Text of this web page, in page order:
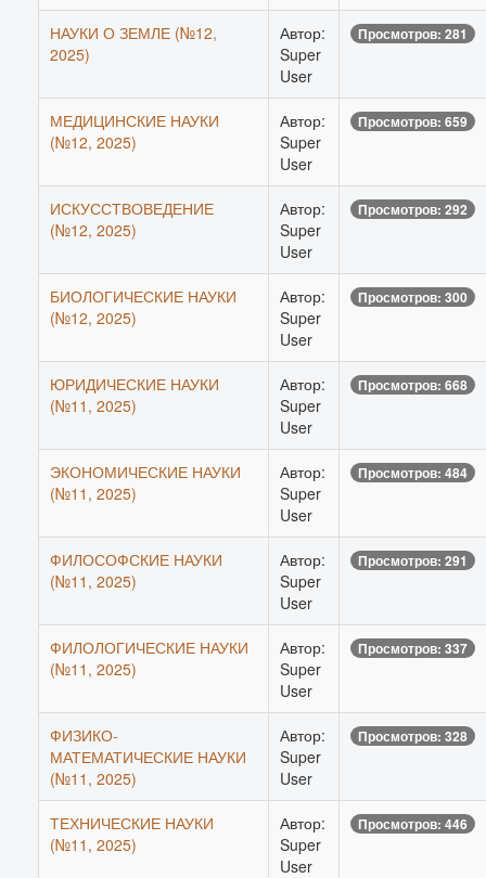
НАУКИ О ЗЕМЛЕ (№12,
2025)
Автор:
Super
User
Просмотров: 281
МЕДИЦИНСКИЕ НАУКИ
(№12, 2025)
Автор:
Super
User
Просмотров: 659
ИСКУССТВОВЕДЕНИЕ
(№12, 2025)
Автор:
Super
User
Просмотров: 292
БИОЛОГИЧЕСКИЕ НАУКИ
(№12, 2025)
Автор:
Super
User
Просмотров: 300
ЮРИДИЧЕСКИЕ НАУКИ
(№11, 2025)
Автор:
Super
User
Просмотров: 668
ЭКОНОМИЧЕСКИЕ НАУКИ
(№11, 2025)
Автор:
Super
User
Просмотров: 484
ФИЛОСОФСКИЕ НАУКИ
(№11, 2025)
Автор:
Super
User
Просмотров: 291
ФИЛОЛОГИЧЕСКИЕ НАУКИ
(№11, 2025)
Автор:
Super
User
Просмотров: 337
ФИЗИКО-
МАТЕМАТИЧЕСКИЕ НАУКИ
(№11, 2025)
Автор:
Super
User
Просмотров: 328
ТЕХНИЧЕСКИЕ НАУКИ
(№11, 2025)
Автор:
Super
User
Просмотров: 446